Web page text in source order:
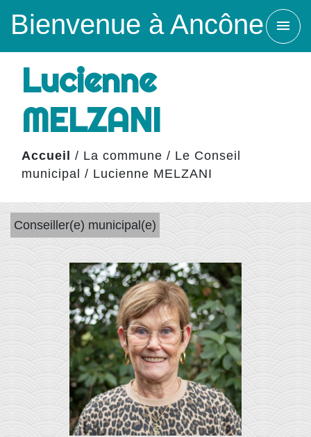
Bienvenue à Ancône menu
Lucienne
MELZANI
Accueil / La commune / Le Conseil
municipal / Lucienne MELZANI
Conseiller(e) municipal(e)